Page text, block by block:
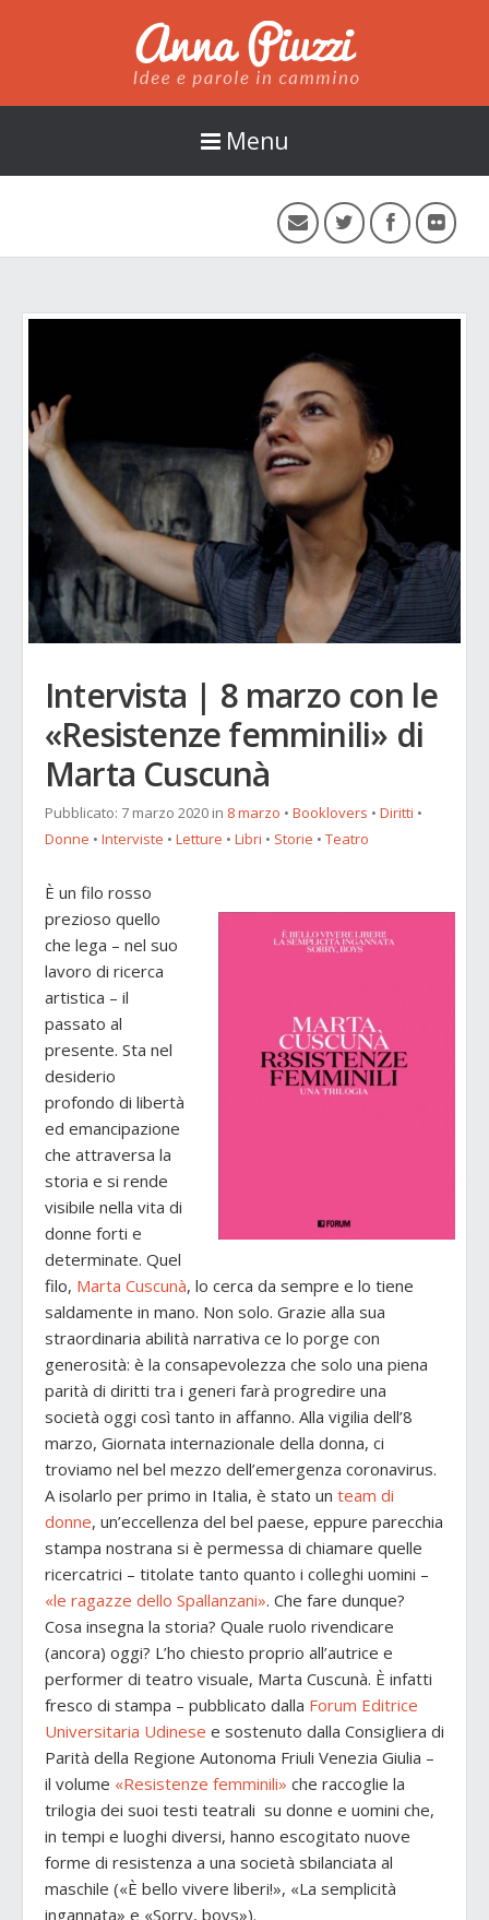
Anna Piuzzi
Menu
Intervista | 8 marzo con le
«Resistenze femminili» di
Marta Cuscunà
Pubblicato: 7 marzo 2020 in 8 marzo • Booklovers • Diritti •
Donne • Interviste • Letture • Libri • Storie • Teatro
È un filo rosso
prezioso quello
che lega – nel suo
lavoro di ricerca
artistica – il
passato al
presente. Sta nel
desiderio
profondo di libertà
ed emancipazione
che attraversa la
storia e si rende
visibile nella vita di
donne forti e
determinate. Quel
filo, Marta Cuscunà, lo cerca da sempre e lo tiene
saldamente in mano. Non solo. Grazie alla sua
straordinaria abilità narrativa ce lo porge con
generosità: è la consapevolezza che solo una piena
parità di diritti tra i generi farà progredire una
società oggi così tanto in affanno. Alla vigilia dell’8
marzo, Giornata internazionale della donna, ci
troviamo nel bel mezzo dell’emergenza coronavirus.
A isolarlo per primo in Italia, è stato un team di
donne, un’eccellenza del bel paese, eppure parecchia
stampa nostrana si è permessa di chiamare quelle
ricercatrici – titolate tanto quanto i colleghi uomini –
«le ragazze dello Spallanzani». Che fare dunque?
Cosa insegna la storia? Quale ruolo rivendicare
(ancora) oggi? L’ho chiesto proprio all’autrice e
performer di teatro visuale, Marta Cuscunà. È infatti
fresco di stampa – pubblicato dalla Forum Editrice
Universitaria Udinese e sostenuto dalla Consigliera di
Parità della Regione Autonoma Friuli Venezia Giulia –
il volume «Resistenze femminili» che raccoglie la
trilogia dei suoi testi teatrali su donne e uomini che,
in tempi e luoghi diversi, hanno escogitato nuove
forme di resistenza a una società sbilanciata al
maschile («È bello vivere liberi!», «La semplicità
ingannata» e «Sorry, boys»).